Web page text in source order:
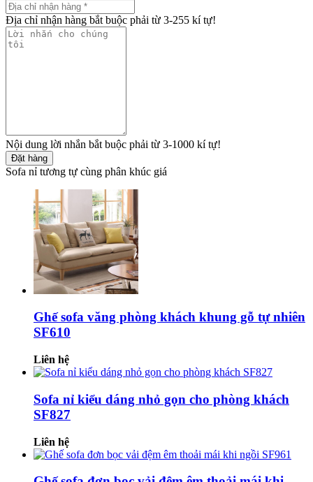
Địa chỉ nhận hàng bắt buộc phải từ 3-255 kí tự!
Nội dung lời nhắn bắt buộc phải từ 3-1000 kí tự!
Đặt hàng
Sofa nỉ tương tự cùng phân khúc giá
Ghế sofa văng phòng khách khung gỗ tự nhiên
SF610
Liên hệ
Sofa nỉ kiểu dáng nhỏ gọn cho phòng khách
SF827
Liên hệ